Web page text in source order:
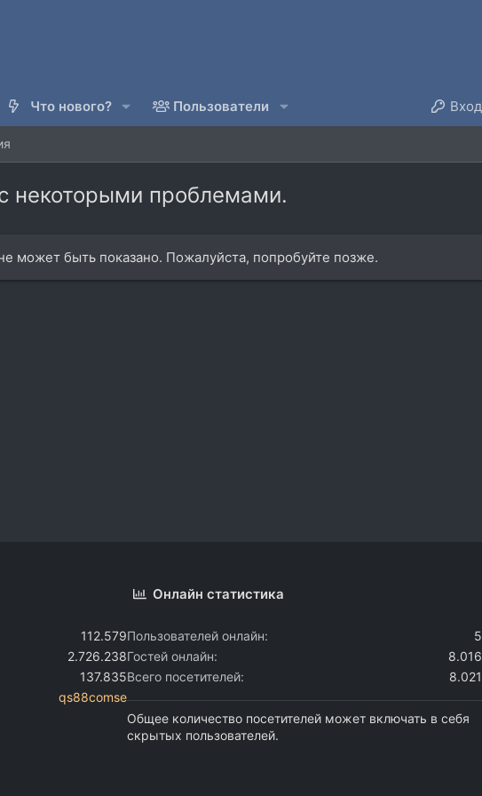
Что нового? Пользователи Вход
некоторыми проблемами.
может быть показано. Пожалуйста, попробуйте позже.
112.579
2.726.238
137.835
qs88comse
Онлайн статистика
Пользователей онлайн
5
Гостей онлайн
8.016
Всего посетителей
8.021
Общее количество посетителей может включать в себя
скрытых пользователей.